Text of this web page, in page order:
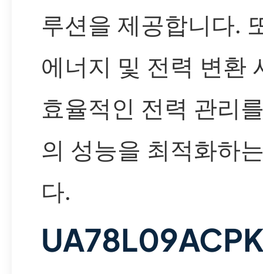
루션을 제공합니다.
에너지 및 전력 변환
효율적인 전력 관리
의 성능을 최적화하
다.